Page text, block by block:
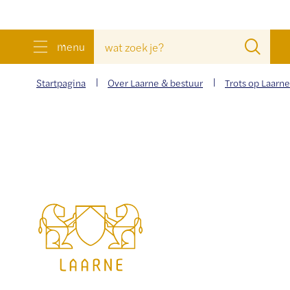
menu
zoek
je?
Gemeente
Laarne
Startpagina Over Laarne & bestuur Trots op Laarne